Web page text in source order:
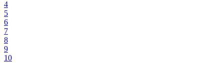
4
5
6
7
8
9
10